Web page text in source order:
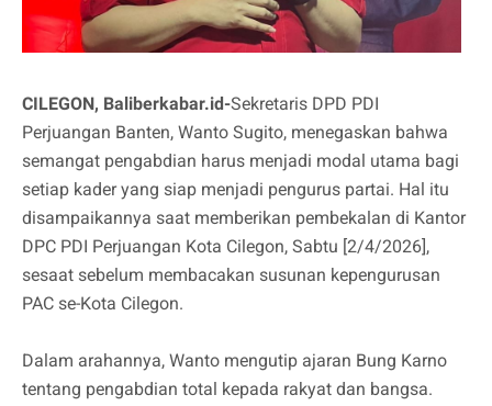
CILEGON, Baliberkabar.id-Sekretaris DPD PDI
Perjuangan Banten, Wanto Sugito, menegaskan bahwa
semangat pengabdian harus menjadi modal utama bagi
setiap kader yang siap menjadi pengurus partai. Hal itu
disampaikannya saat memberikan pembekalan di Kantor
DPC PDI Perjuangan Kota Cilegon, Sabtu [2/4/2026],
sesaat sebelum membacakan susunan kepengurusan
PAC se-Kota Cilegon.
Dalam arahannya, Wanto mengutip ajaran Bung Karno
tentang pengabdian total kepada rakyat dan bangsa.